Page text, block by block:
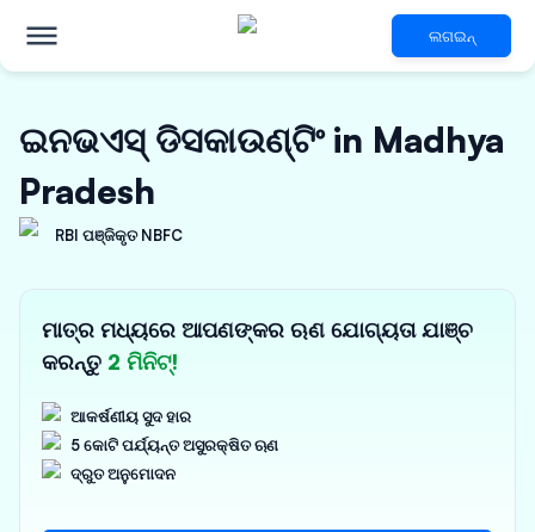
ଲଗଇନ୍
ଇନଭଏସ୍ ଡିସକାଉଣ୍ଟିଂ in Madhya
Pradesh
RBI ପଞ୍ଜିକୃତ NBFC
ମାତ୍ର ମଧ୍ୟରେ ଆପଣଙ୍କର ଋଣ ଯୋଗ୍ୟତା ଯାଞ୍ଚ
କରନ୍ତୁ 2 ମିନିଟ୍!
ଆକର୍ଷଣୀୟ ସୁଦ ହାର
5 କୋଟି ପର୍ଯ୍ୟନ୍ତ ଅସୁରକ୍ଷିତ ଋଣ
ଦ୍ରୁତ ଅନୁମୋଦନ